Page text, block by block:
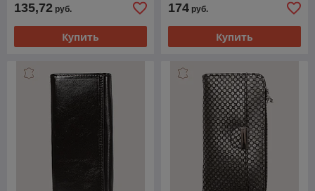
135,72 руб.
Купить
174 руб.
Купить